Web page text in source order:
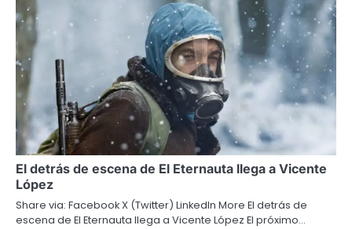
El detrás de escena de El Eternauta llega a Vicente
López
Share via: Facebook X (Twitter) LinkedIn More El detrás de
escena de El Eternauta llega a Vicente López El próximo…